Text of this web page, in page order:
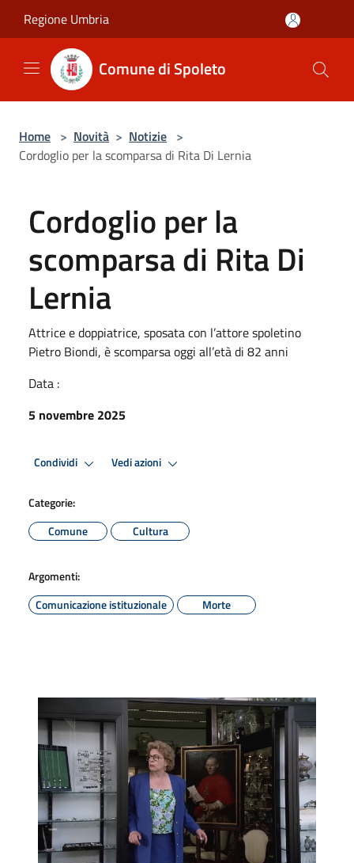
Regione Umbria
Comune di Spoleto
Home > Novità > Notizie >
Cordoglio per la scomparsa di Rita Di Lernia
Cordoglio per la
scomparsa di Rita Di
Lernia
Attrice e doppiatrice, sposata con l’attore spoletino
Pietro Biondi, è scomparsa oggi all’età di 82 anni
Data :
5 novembre 2025
Condividi Vedi azioni
Categorie:
Comune
Cultura
Argomenti:
Comunicazione istituzionale
Morte